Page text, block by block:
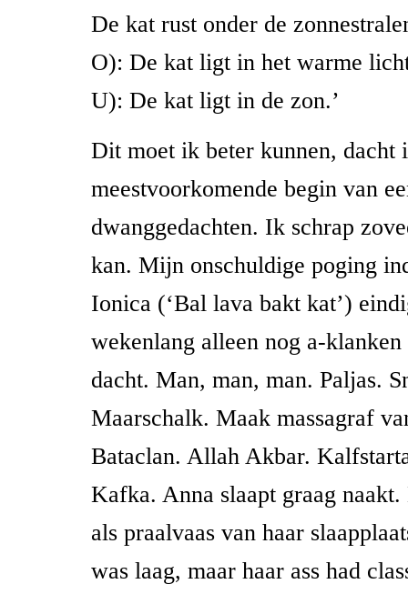
De kat rust onder de
O): De kat ligt in het warme
U): De kat ligt in de zon.’
Dit moet ik beter kunnen, dacht
meestvoorkomende begin van
dwanggedachten. Ik schrap
kan. Mijn onschuldige poging
Ionica (‘Bal lava bakt kat’)
wekenlang alleen nog a-klanken
dacht. Man, man, man. Paljas.
Maarschalk. Maak massagraf
Bataclan. Allah Akbar.
Kafka. Anna slaapt graag naakt.
als praalvaas van haar
was laag, maar haar ass had